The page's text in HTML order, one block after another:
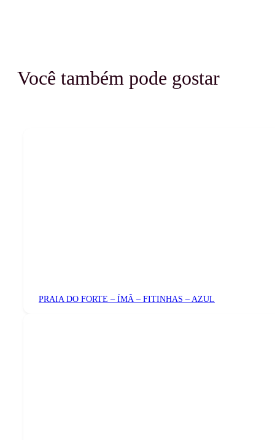
Você também pode gostar
PRAIA DO FORTE – ÍMÃ – FITINHAS – AZUL